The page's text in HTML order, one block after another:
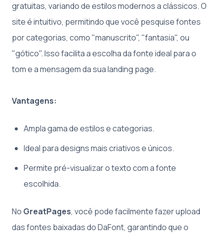
gratuitas, variando de estilos modernos a clássicos. O
site é intuitivo, permitindo que você pesquise fontes
por categorias, como "manuscrito", "fantasia", ou
"gótico". Isso facilita a escolha da fonte ideal para o
tom e a mensagem da sua landing page.
Vantagens:
Ampla gama de estilos e categorias.
Ideal para designs mais criativos e únicos.
Permite pré-visualizar o texto com a fonte
escolhida.
No GreatPages, você pode facilmente fazer upload
das fontes baixadas do DaFont, garantindo que o